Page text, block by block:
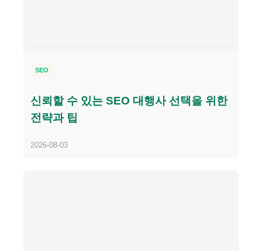
SEO
신뢰할 수 있는 SEO 대행사 선택을 위한
전략과 팁
2026-08-03